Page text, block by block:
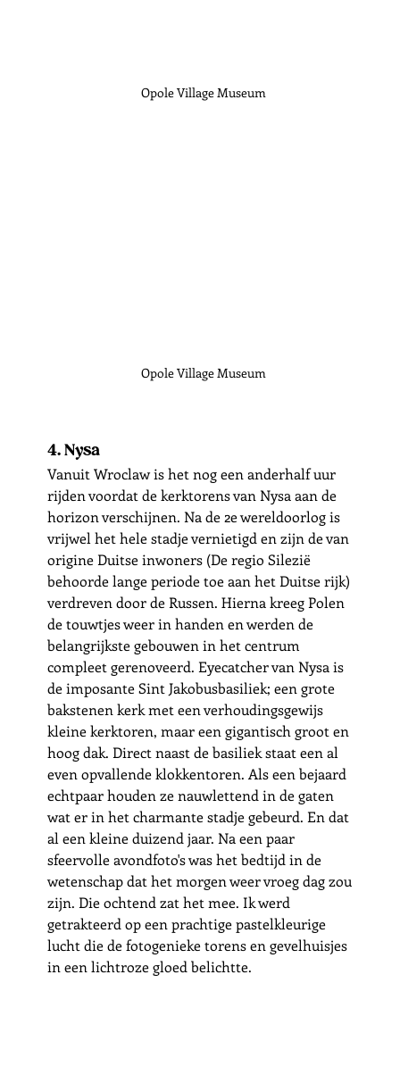
Opole Village Museum
Opole Village Museum
4. Nysa
Vanuit Wroclaw is het nog een anderhalf uur
rijden voordat de kerktorens van Nysa aan de
horizon verschijnen. Na de 2e wereldoorlog is
vrijwel het hele stadje vernietigd en zijn de van
origine Duitse inwoners (De regio Silezië
behoorde lange periode toe aan het Duitse rijk)
verdreven door de Russen. Hierna kreeg Polen
de touwtjes weer in handen en werden de
belangrijkste gebouwen in het centrum
compleet gerenoveerd. Eyecatcher van Nysa is
de imposante Sint Jakobusbasiliek; een grote
bakstenen kerk met een verhoudingsgewijs
kleine kerktoren, maar een gigantisch groot en
hoog dak. Direct naast de basiliek staat een al
even opvallende klokkentoren. Als een bejaard
echtpaar houden ze nauwlettend in de gaten
wat er in het charmante stadje gebeurd. En dat
al een kleine duizend jaar. Na een paar
sfeervolle avondfoto's was het bedtijd in de
wetenschap dat het morgen weer vroeg dag zou
zijn. Die ochtend zat het mee. Ik werd
getrakteerd op een prachtige pastelkleurige
lucht die de fotogenieke torens en gevelhuisjes
in een lichtroze gloed belichtte.